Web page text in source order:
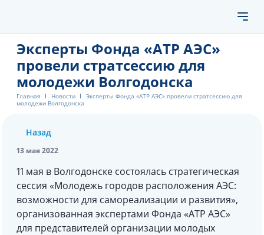
Эксперты Фонда «АТР АЭС»
провели стратсессию для
молодежи Волгодонска
Главная Новости
Эксперты Фонда «АТР АЭС» провели стратсессию для
молодежи Волгодонска
Назад
13 мая 2022
11 мая в Волгодонске состоялась стратегическая
сессия «Молодежь городов расположения АЭС:
возможности для самореализации и развития»,
организованная экспертами Фонда «АТР АЭС»
для представителей организации молодых